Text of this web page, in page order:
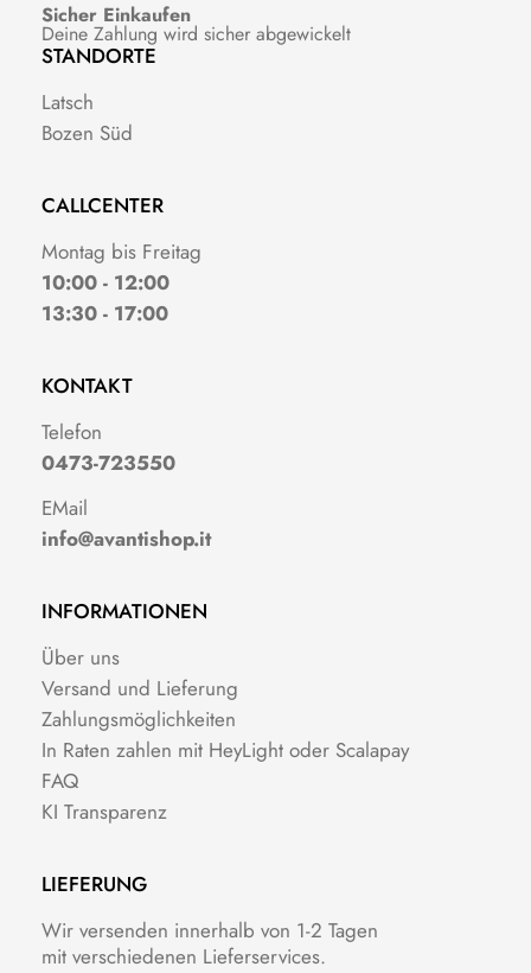
Sicher Einkaufen
Deine Zahlung wird sicher abgewickelt
STANDORTE
Latsch
Bozen Süd
CALLCENTER
Montag bis Freitag
10:00 - 12:00
13:30 - 17:00
KONTAKT
Telefon
0473-723550
EMail
info@avantishop.it
INFORMATIONEN
Über uns
Versand und Lieferung
Zahlungsmöglichkeiten
In Raten zahlen mit HeyLight oder Scalapay
FAQ
KI Transparenz
LIEFERUNG
Wir versenden innerhalb von 1-2 Tagen
mit verschiedenen Lieferservices.